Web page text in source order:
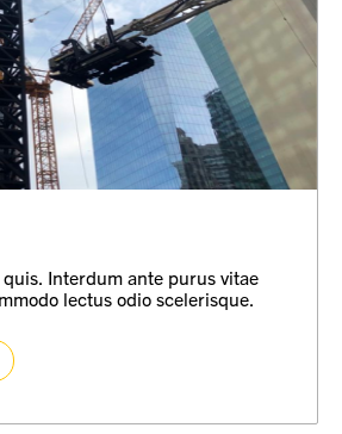
Interdum ante purus vitae
lectus odio scelerisque.